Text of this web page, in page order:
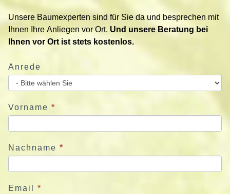
e
r
e
S
e
u
n
s
e
t
Unsere Baumexperten sind für Sie da und besprechen mit
Ihnen Ihre Anliegen vor Ort. Und unsere Beratung bei
Ihnen vor Ort ist stets kostenlos.
Anrede
Vorname *
Nachname *
Email *